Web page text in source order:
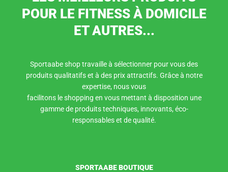
POUR LE FITNESS À DOMICILE
ET AUTRES...
Sportaabe shop travaille à sélectionner pour vous des
produits qualitatifs et à des prix attractifs. Grâce à notre
expertise, nous vous
facilitons le shopping en vous mettant à disposition une
gamme de produits techniques, innovants, éco-
responsables et de qualité.
SPORTAABE BOUTIQUE